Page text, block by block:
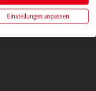
Einstellungen anpassen